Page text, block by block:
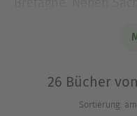
Kriminalromane um
Eugen de Bodt sehr
siebte und letzte
Thriller-Serie.
26 Bücher
Sortierung: